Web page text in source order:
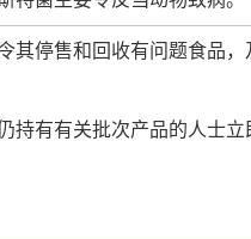
其停售和回收有问题食品
有有关批次产品的人士立